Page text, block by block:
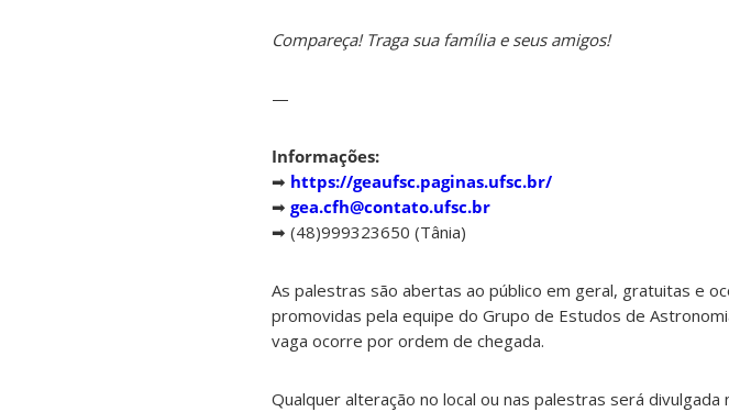
Compareça! Traga sua família e seus amigos!
—
Informações:
➡ https://geaufsc.paginas.ufsc.br/
➡ gea.cfh@contato.ufsc.br
➡ (48)999323650 (Tânia)
As palestras são abertas ao público em geral, gratuitas e
promovidas pela equipe do Grupo de Estudos de
vaga ocorre por ordem de chegada.
Qualquer alteração no local ou nas palestras será